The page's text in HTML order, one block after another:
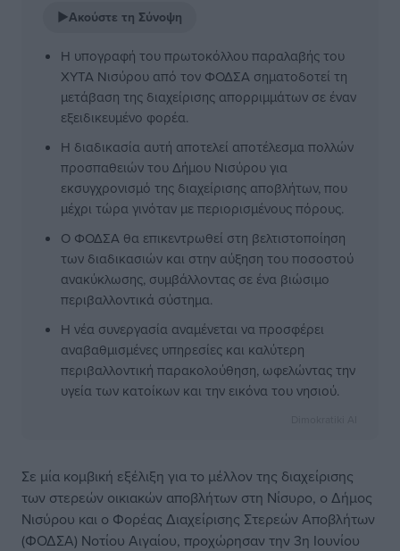
▶Ακούστε τη Σύνοψη
Η υπογραφή του πρωτοκόλλου παραλαβής του
ΧΥΤΑ Νισύρου από τον ΦΟΔΣΑ σηματοδοτεί τη
μετάβαση της διαχείρισης απορριμμάτων σε έναν
εξειδικευμένο φορέα.
Η διαδικασία αυτή αποτελεί αποτέλεσμα πολλών
προσπαθειών του Δήμου Νισύρου για
εκσυγχρονισμό της διαχείρισης αποβλήτων, που
μέχρι τώρα γινόταν με περιορισμένους πόρους.
Ο ΦΟΔΣΑ θα επικεντρωθεί στη βελτιστοποίηση
των διαδικασιών και στην αύξηση του ποσοστού
ανακύκλωσης, συμβάλλοντας σε ένα βιώσιμο
περιβαλλοντικά σύστημα.
Η νέα συνεργασία αναμένεται να προσφέρει
αναβαθμισμένες υπηρεσίες και καλύτερη
περιβαλλοντική παρακολούθηση, ωφελώντας την
υγεία των κατοίκων και την εικόνα του νησιού.
Σε μία κομβική εξέλιξη για το μέλλον της διαχείρισης
των στερεών οικιακών αποβλήτων στη Νίσυρο, ο Δήμος
Νισύρου και ο Φορέας Διαχείρισης Στερεών Αποβλήτων
(ΦΟΔΣΑ) Νοτίου Αιγαίου, προχώρησαν την 3η Ιουνίου